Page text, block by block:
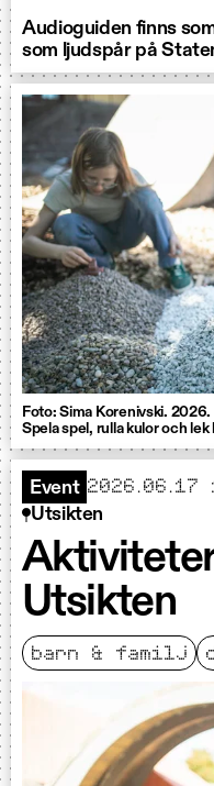
Audioguiden finns
som ljudspår på
Foto: Sima Korenivski. 2026.
Spela spel, rulla kulor och
Event 2026.06.17
Utsikten
Utsikten
barn & familj